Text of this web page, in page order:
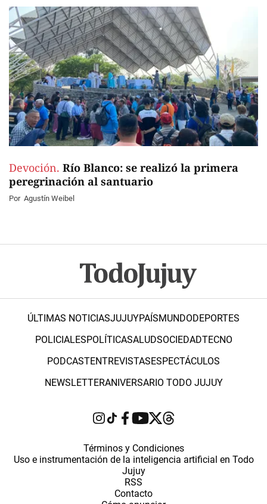
Devoción. Río Blanco: se realizó la primera
peregrinación al santuario
Por Agustín Weibel
ÚLTIMAS NOTICIASJUJUYPAÍSMUNDODEPORTES
POLICIALESPOLÍTICASALUDSOCIEDADTECNO
PODCASTENTREVISTASESPECTÁCULOS
NEWSLETTERANIVERSARIO TODO JUJUY
Términos y Condiciones
Uso e instrumentación de la inteligencia artificial en Todo
Jujuy
RSS
Contacto